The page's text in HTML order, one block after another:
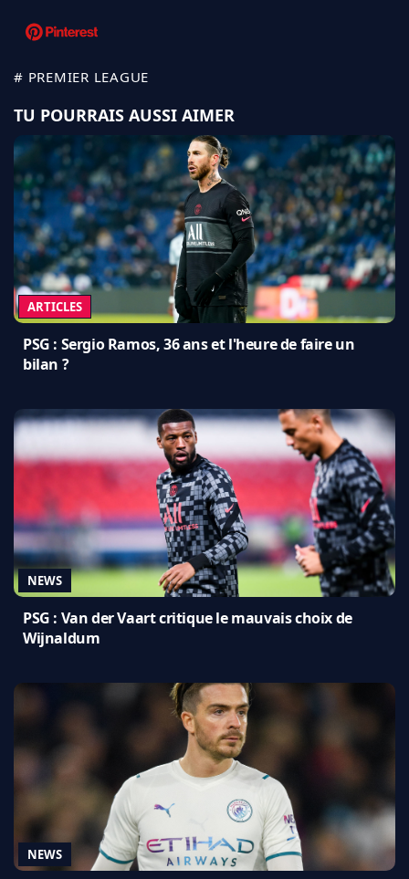
# PREMIER LEAGUE
TU POURRAIS AUSSI AIMER
ARTICLES
PSG : Sergio Ramos, 36 ans et l'heure de faire un
bilan ?
NEWS
PSG : Van der Vaart critique le mauvais choix de
Wijnaldum
NEWS